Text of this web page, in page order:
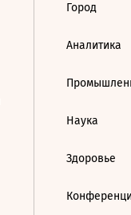
Город
Аналитика
Наука
Здоровье